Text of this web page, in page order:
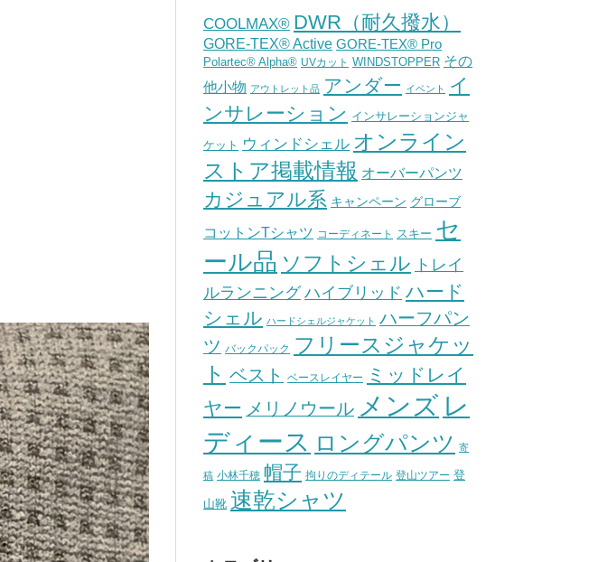
COOLMAX® DWR（耐久撥水）
GORE-TEX® Active GORE-TEX® Pro
Polartec® Alpha® UVカット WINDSTOPPER その
他小物 アウトレット品 アンダー イベント
イ
ンサレーション インサレーションジャ
ケット ウィンドシェル オンライン
ストア掲載情報 オーバーパンツ
カジュアル系 キャンペーン グローブ
コットンTシャツ コーディネート スキー セ
ール品 ソフトシェル トレイ
ルランニング ハイブリッド ハード
シェル ハードシェルジャケット ハーフパン
ツ バックパック
フリースジャケッ
ト ベスト ベースレイヤー
ミッドレイ
ヤー メリノウール メンズ レ
ディース ロングパンツ 寄
稿 小林千穂 帽子 拘りのディテール 登山ツアー 登
山靴 速乾シャツ